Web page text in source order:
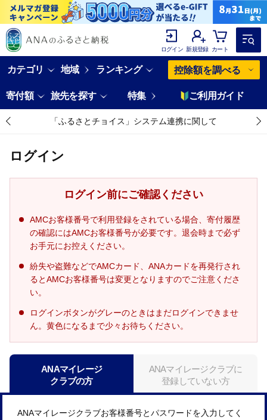
ログイン 新規登録 カート
カテゴリ 地域 ランキング 控除額を調べる
寄付額 旅先を探す 特集 ご利用ガイド
「ふるさとチョイス」システム連携に関して
ログイン
ログイン前にご確認ください
AMCお客様番号で利用登録をされている場合、寄付履歴
の確認にはAMCお客様番号が必要です。退会時まで必ず
お手元にお控えください。
紛失や盗難などでAMCカード、ANAカードを再発行され
るとAMCお客様番号は変更となりますのでご注意くださ
い。
ログインボタンがグレーのときはまだログインできませ
ん。黄色になるまで少々お待ちください。
ANAマイレージ
クラブの方
ANAマイレージクラブに
登録していない方
ANAマイレージクラブお客様番号とパスワードを入力してく